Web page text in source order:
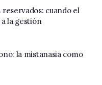
cuando el
la gestión
la mistanasia como